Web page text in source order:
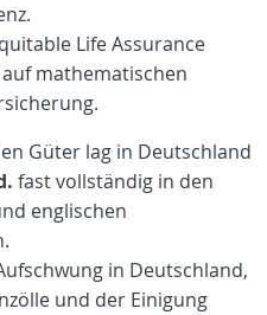
Life Assurance
mathematischen
Güter lag in Deutschland
fast vollständig in den
englischen
in Deutschland,
und der Einigung